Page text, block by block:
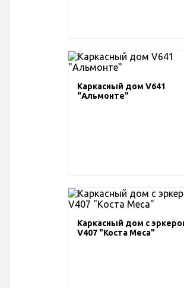
Каркасный дом V641
"Альмонте"
Каркасный дом с
V407 "Коста Меса"